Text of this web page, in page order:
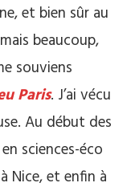
et bien sûr au
beaucoup,
souviens
Paris. J’ai vécu
Au début des
sciences-éco
Nice, et enfin à